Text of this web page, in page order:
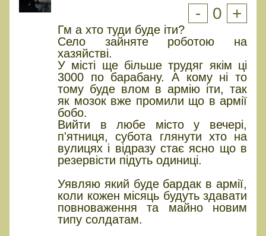
- 0 +
Гм а хто туди буде іти?
Село зайняте роботою на
хазяйстві.
У місті ще більше трудяг якім ці
3000 по барабану. А кому ні то
тому буде влом в армію іти, так
як мозок вже промили що в армії
бобо.
Вийти в любе місто у вечері,
п'ятниця, субота глянути хто на
вулицях і відразу стає ясно що в
резервісти підуть одиниці.
Уявляю який буде бардак в армії,
коли кожен місяць будуть здавати
повноваження та майно новим
типу солдатам.